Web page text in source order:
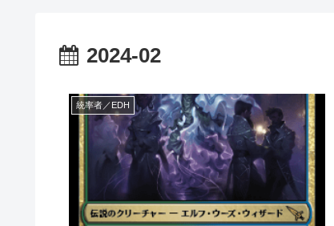
2024-02
統率者／EDH